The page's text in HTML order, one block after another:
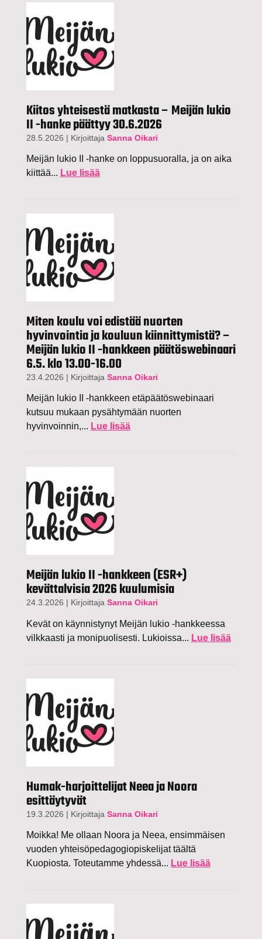
Kiitos yhteisestä matkasta – Meijän lukio
II -hanke päättyy 30.6.2026
28.5.2026 | Kirjoittaja Sanna Oikari
Meijän lukio II -hanke on loppusuoralla, ja on aika
kiittää... Lue lisää
Miten koulu voi edistää nuorten
hyvinvointia ja kouluun kiinnittymistä? –
Meijän lukio II -hankkeen päätöswebinaari
6.5. klo 13.00-16.00
23.4.2026 | Kirjoittaja Sanna Oikari
Meijän lukio II -hankkeen etäpäätöswebinaari
kutsuu mukaan pysähtymään nuorten
hyvinvoinnin,... Lue lisää
Meijän lukio II -hankkeen (ESR+)
kevättalvisia 2026 kuulumisia
24.3.2026 | Kirjoittaja Sanna Oikari
Kevät on käynnistynyt Meijän lukio -hankkeessa
vilkkaasti ja monipuolisesti. Lukioissa... Lue lisää
Humak-harjoittelijat Neea ja Noora
esittäytyvät
19.3.2026 | Kirjoittaja Sanna Oikari
Moikka! Me ollaan Noora ja Neea, ensimmäisen
vuoden yhteisöpedagogiopiskelijat täältä
Kuopiosta. Toteutamme yhdessä... Lue lisää